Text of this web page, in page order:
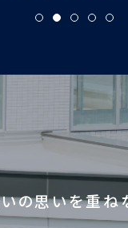
の思いを重ね